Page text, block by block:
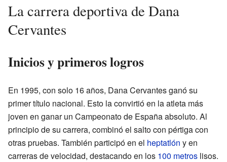
La carrera deportiva de Dana
Cervantes
Inicios y primeros logros
En 1995, con solo 16 años, Dana Cervantes ganó su
primer título nacional. Esto la convirtió en la atleta más
joven en ganar un Campeonato de España absoluto. Al
principio de su carrera, combinó el salto con pértiga con
otras pruebas. También participó en el heptatlón y en
carreras de velocidad, destacando en los 100 metros lisos.